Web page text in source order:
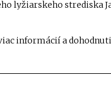
lyžiarskeho strediska
informácií a